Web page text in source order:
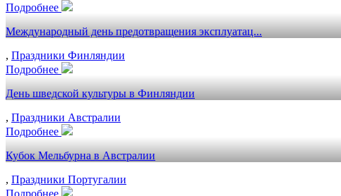
Подробнее
Международный день предотвращения эксплуатац...
, Праздники Финляндии
Подробнее
День шведской культуры в Финляндии
, Праздники Австралии
Подробнее
Кубок Мельбурна в Австралии
, Праздники Португалии
Подробнее